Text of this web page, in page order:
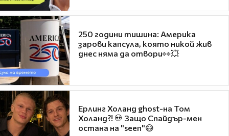
250 години тишина: Америка
зарови капсула, която никой жив
днес няма да отвори👀💥
Ерлинг Холанд ghost-на Том
Холанд?! 💀 Защо Спайдър-мен
остана на "seen"😅